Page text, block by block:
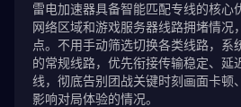
雷电加速器具备智能匹配专线的核心
网络区域和游戏服务器线路拥堵情况
点。不用手动筛选切换各类线路，系
的常规线路，优先衔接传输稳定、延
线，彻底告别团战关键时刻画面卡顿
影响对局体验的情况。